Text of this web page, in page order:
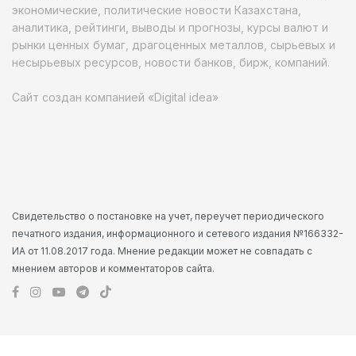
экономические, политические новости Казахстана,
аналитика, рейтинги, выводы и прогнозы, курсы валют и
рынки ценных бумаг, драгоценных металлов, сырьевых и
несырьевых ресурсов, новости банков, бирж, компаний.
Сайт создан компанией «Digital idea»
Свидетельство о постановке на учет, переучет периодического
печатного издания, информационного и сетевого издания №166332-
ИА от 11.08.2017 года. Мнение редакции может не совпадать с
мнением авторов и комментаторов сайта.